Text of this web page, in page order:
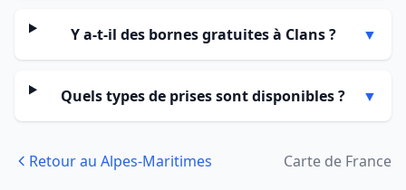
Y a-t-il des bornes gratuites à Clans ? ▼
Quels types de prises sont disponibles ? ▼
Retour au Alpes-Maritimes Carte de France